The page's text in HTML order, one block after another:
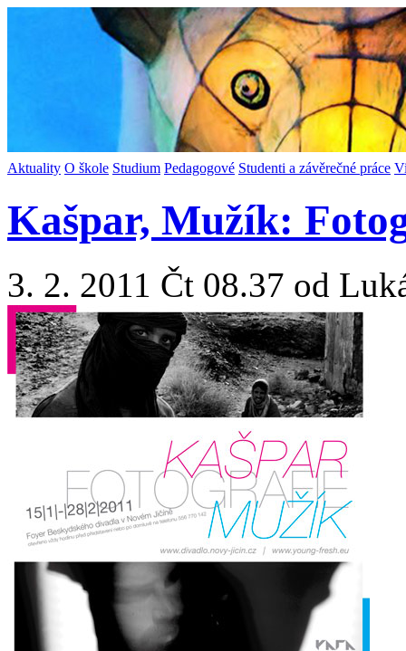
Aktuality O škole Studium Pedagogové Studenti a závěrečné práce
Kašpar, Mužík:
3. 2. 2011 Čt 08.37 od